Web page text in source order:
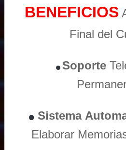
BENEFICIOS
Final del
Soporte
Sistema
Elaborar